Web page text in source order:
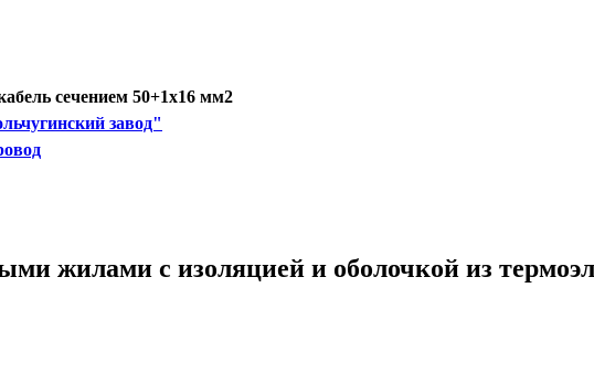
сечением 50+1х16 мм2
завод"
жилами с изоляцией и оболочкой из